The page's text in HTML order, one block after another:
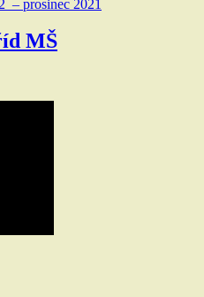
– prosinec 2021
MŠ